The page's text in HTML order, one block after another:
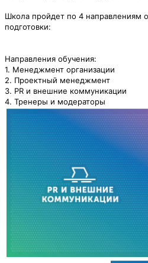
Школа пройдет по 4 направлениям
подготовки:
Направления обучения:
1. Менеджмент организации
2. Проектный менеджмент
3. PR и внешние коммуникации
4. Тренеры и модераторы